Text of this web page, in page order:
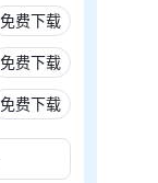
免费下载
免费下载
免费下载